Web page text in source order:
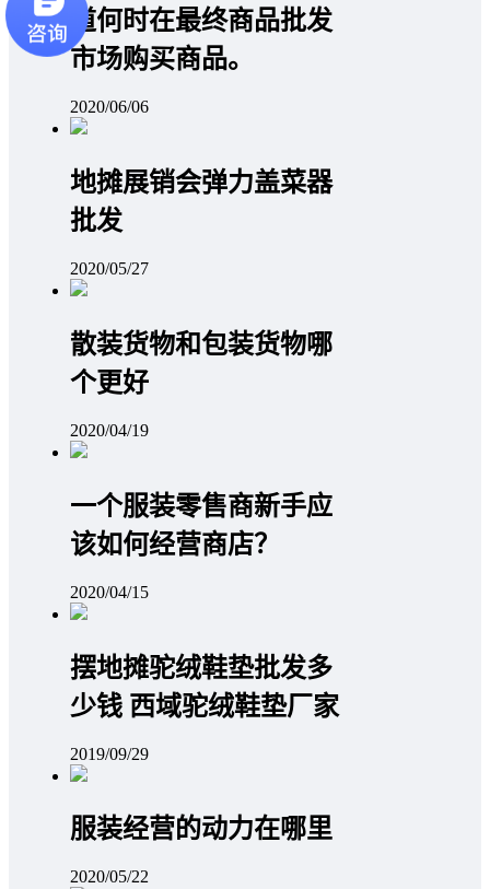
道何时在最终商品批发
市场购买商品。
2020/06/06
地摊展销会弹力盖菜器
批发
2020/05/27
散装货物和包装货物哪
个更好
2020/04/19
一个服装零售商新手应
该如何经营商店？
2020/04/15
摆地摊驼绒鞋垫批发多
少钱 西域驼绒鞋垫厂家
2019/09/29
服装经营的动力在哪里
2020/05/22